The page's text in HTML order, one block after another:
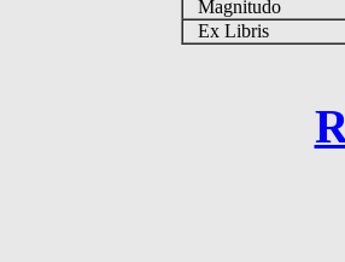
Magnitudo
Ex Libris